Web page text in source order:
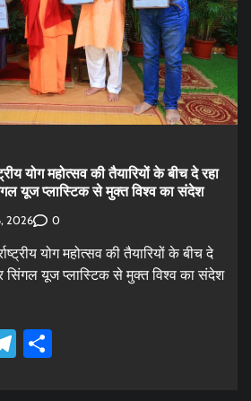
योग महोत्सव की तैयारियों के बीच दे रहा
यूज प्लास्टिक से मुक्त विश्व का संदेश
2026 0
योग महोत्सव की तैयारियों के बीच दे
सिंगल यूज प्लास्टिक से मुक्त विश्व का संदेश
Telegram